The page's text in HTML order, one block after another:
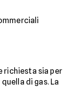
richiesta sia per
di gas. La